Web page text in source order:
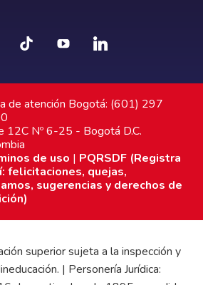
de atención Bogotá: (601) 297
12C Nº 6-25 - Bogotá D.C.
de uso | PQRSDF (Registra
felicitaciones, quejas,
sugerencias y derechos de
superior sujeta a la inspección y
| Personería Jurídica: